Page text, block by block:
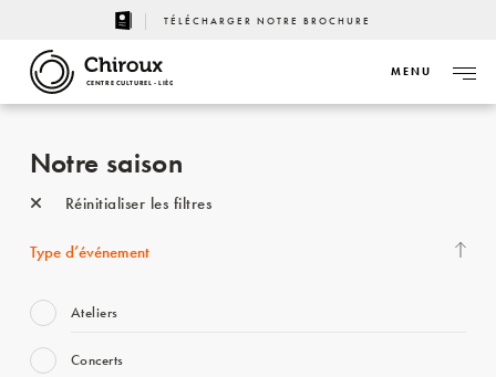
TÉLÉCHARGER NOTRE BROCHURE
CENTRE CULTUREL - LIÈGE
MENU
Notre saison
Réinitialiser les filtres
Type d’événement
Ateliers
Concerts